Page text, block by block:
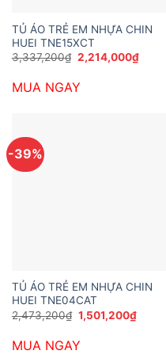
TỦ ÁO TRẺ EM NHỰA CHIN
HUEI TNE15XCT
3,337,200₫ Giá
gốc
3,337,200₫.
2,214,000₫Giá
hiện
MUA NGAY
-39%
TỦ ÁO TRẺ EM NHỰA CHIN
HUEI TNE04CAT
2,473,200₫ Giá
gốc
2,473,200₫.
1,501,200₫Giá
hiện
MUA NGAY